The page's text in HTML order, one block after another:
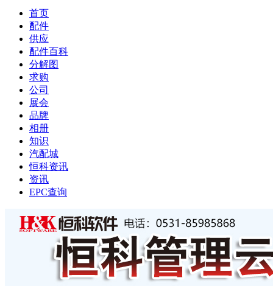
首页
配件
供应
配件百科
分解图
求购
公司
展会
品牌
相册
知识
汽配城
恒科资讯
资讯
EPC查询